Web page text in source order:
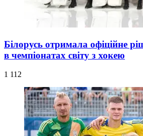
Білорусь отримала офіційне
в чемпіонатах світу з хокею
1 112